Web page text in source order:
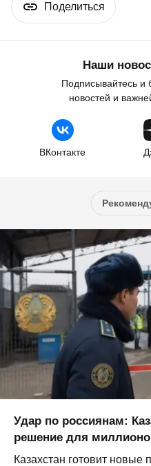
Поделиться
Наши
Подписывайтесь и
новостей и
ВКонтакте
Удар по россиянам:
решение для
Казахстан готовит новые